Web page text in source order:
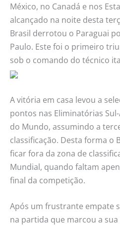
México, no Canadá e nos
alcançado na noite desta
Brasil derrotou o Paraguai
Paulo. Este foi o primeiro
sob o comando do técnico
A vitória em casa levou a
pontos nas Eliminatórias
do Mundo, assumindo a
classificação. Desta forma o
ficar fora da zona de
Mundial, quando faltam
final da competição.
Após um frustrante empate
na partida que marcou a